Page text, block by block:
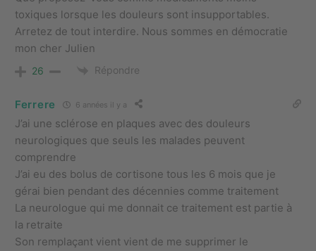
toxiques lorsque les douleurs sont insupportables.
Arretez de tout interdire. Nous sommes en démocratie
mon cher Julien
26 Répondre
Ferrere 6 années il y a
J’ai une sclérose en plaques avec des douleurs
neurologiques que seuls les malades peuvent
comprendre
J’ai eu des bolus de cortisone tous les 6 mois que je
gérai bien pendant des décennies comme traitement
La neurologue qui me donnait ce traitement est partie à
la retraite
Son remplaçant vient vient de me supprimer le